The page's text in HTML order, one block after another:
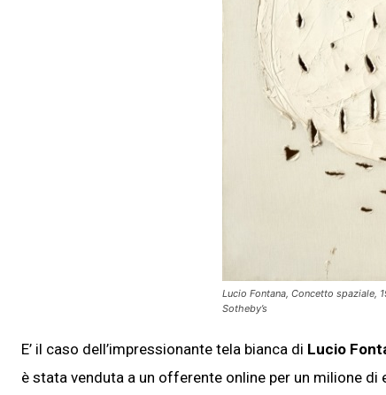
Lucio Fontana, Concetto spaziale,
Sotheby’s
E’ il caso dell’impressionante tela bianca di Lucio
è stata venduta a un offerente online per un milione